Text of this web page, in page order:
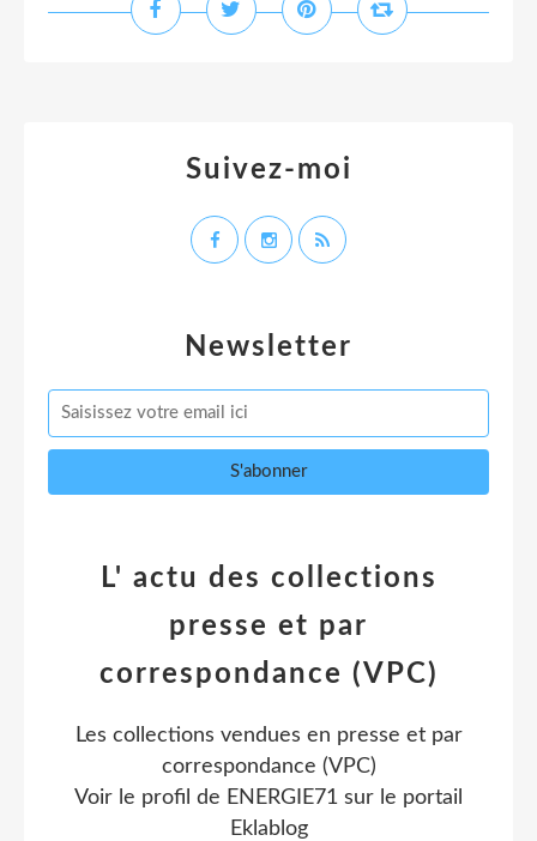
Newsletter
L' actu des collections
presse et par
correspondance (VPC)
Les collections vendues en presse et par
correspondance (VPC)
Voir le profil de ENERGIE71 sur le portail
Eklablog
Suivez-moi